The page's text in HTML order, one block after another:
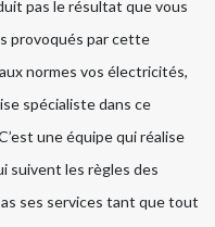
pas le résultat que vous
provoqués par cette
normes vos électricités,
spécialiste dans ce
une équipe qui réalise
suivent les règles des
ses services tant que tout